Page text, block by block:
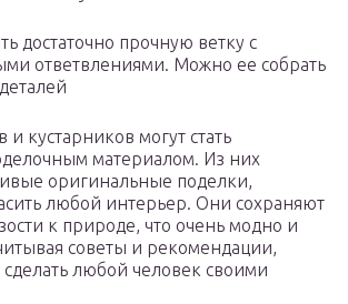
достаточно прочную ветку с
ответвлениями. Можно ее собрать
и кустарников могут стать
материалом. Из них
оригинальные поделки,
любой интерьер. Они сохраняют
к природе, что очень модно и
советы и рекомендации,
любой человек своими